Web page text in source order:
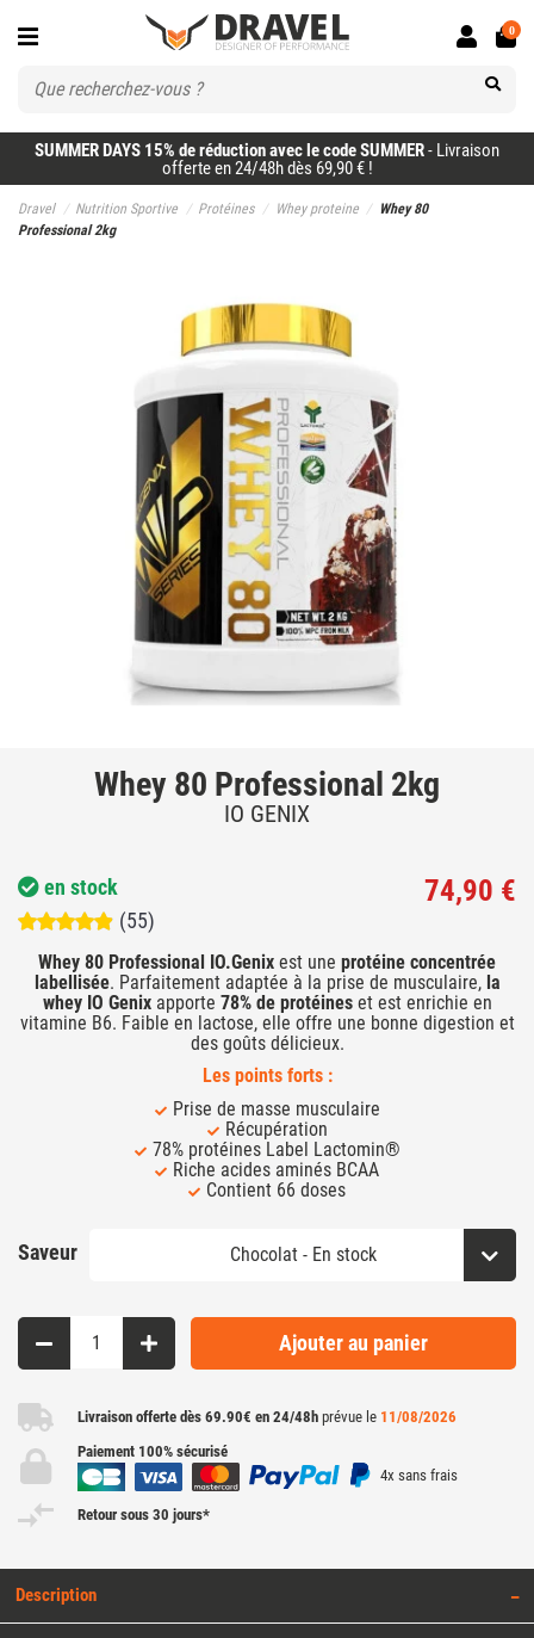
SUMMER DAYS 15% de réduction avec le code SUMMER- Livraison
offerte en 24/48h dès 69,90 € !
0
Dravel Nutrition Sportive Protéines Whey proteine
Whey 80
Professional 2kg
Whey 80 Professional 2kg
IO GENIX
(55)
74,90 €
Whey 80 Professional IO.Genix est une protéine concentrée
labellisée. Parfaitement adaptée à la prise de musculaire, la
whey IO Genixapporte 78% de protéineset est enrichie en
vitamine B6. Faible en lactose, elle offre une bonne digestion et
des goûts délicieux.
Les points forts :
Prise de masse musculaire
Récupération
78% protéines Label Lactomin®
Riche acides aminés BCAA
Contient 66 doses
Saveur
Ajouter au panier
Livraison offerte dès 69.90€ en 24/48h prévue le 11/08/2026
Paiement 100% sécurisé
4x sans frais
Retour sous 30 jours*
en stock
Description